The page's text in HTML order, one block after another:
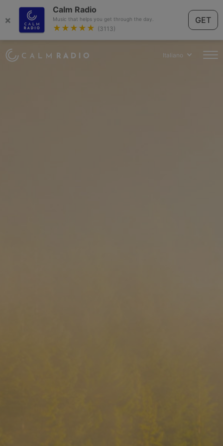
×
Calm Radio
Music that helps you get through the day.
★★★★★ (3113)
GET
Italiano